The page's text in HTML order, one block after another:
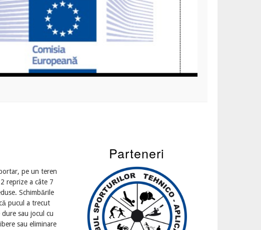
pe un teren
reprize a câte 7
Schimbările
pucul a trecut
sau jocul cu
sau eliminare
Parteneri